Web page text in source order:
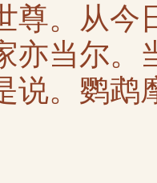
尊。从今
亦当尔。
说。鹦鹉